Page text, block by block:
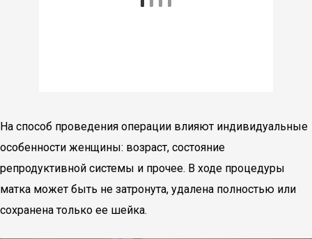
На способ проведения операции влияют индивидуальные
особенности женщины: возраст, состояние
репродуктивной системы и прочее. В ходе процедуры
матка может быть не затронута, удалена полностью или
сохранена только ее шейка.